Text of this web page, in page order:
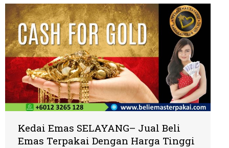
Kedai Emas SELAYANG– Jual Beli
Emas Terpakai Dengan Harga Tinggi